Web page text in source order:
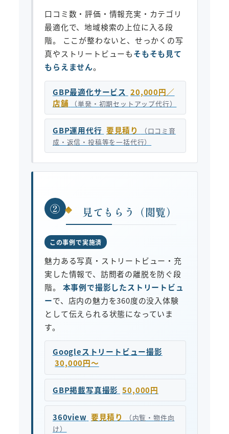
口コミ数・評価・情報充実・カテゴリ
最適化で、地域検索の上位に入る段
階。 ここが整わないと、せっかくの写
真やストリートビューもそもそも見て
もらえません。
GBP最適化サービス 20,000円／
店舗
（単発・初期セットアップ代行）
GBP運用代行 要見積り
（口コミ育
成・返信・投稿等を一括代行）
② 見てもらう（閲覧）
この事例で実施済
魅力ある写真・ストリートビュー・充
実した情報で、訪問者の離脱を防ぐ段
階。 本事例で撮影したストリートビュ
ーで、店内の魅力を360度の没入体験
として伝えられる状態になっていま
す。
Googleストリートビュー撮影
30,000円〜
GBP掲載写真撮影 50,000円
360view 要見積り
（内覧・物件向
け）